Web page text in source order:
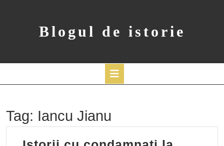
Blogul de istorie
Tag: Iancu Jianu